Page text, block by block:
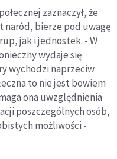
zaznaczył, że
naród, bierze pod uwagę
jak i jednostek. - W
wydaje się
wychodzi naprzeciw
to nie jest bowiem
ona uwzględnienia
poszczególnych osób,
możliwości -